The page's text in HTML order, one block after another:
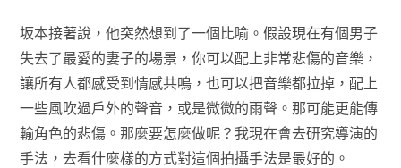
坂本接著說，他突然想到了一個比喻。假設現在有個男子
失去了最愛的妻子的場景，你可以配上非常悲傷的音樂，
讓所有人都感受到情感共鳴，也可以把音樂都拉掉，配上
一些風吹過戶外的聲音，或是微微的雨聲。那可能更能傳
輸角色的悲傷。那麼要怎麼做呢？我現在會去研究導演的
手法，去看什麼樣的方式對這個拍攝手法是最好的。